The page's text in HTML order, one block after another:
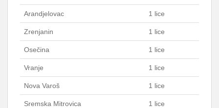
Arandjelovac 1 lice
Zrenjanin 1 lice
Osečina 1 lice
Vranje 1 lice
Nova Varoš 1 lice
Sremska Mitrovica 1 lice